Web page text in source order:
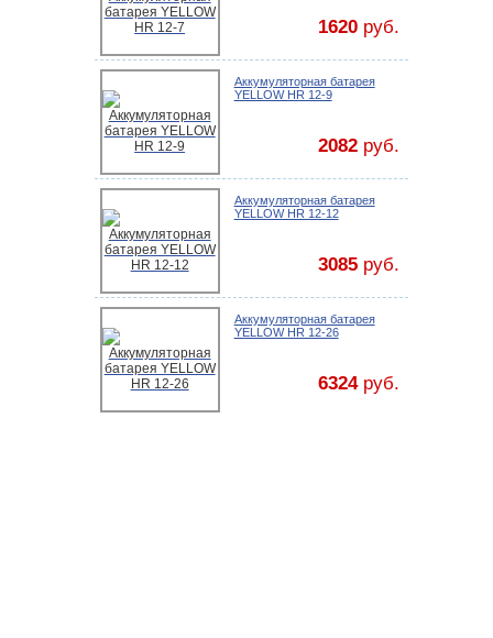
1620руб.
Аккумуляторная батарея
YELLOW HR 12-9
2082руб.
Аккумуляторная батарея
YELLOW HR 12-12
3085руб.
Аккумуляторная батарея
YELLOW HR 12-26
6324руб.